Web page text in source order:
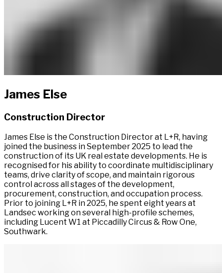
James Else​​​​‌ ‍ ​‍​‍‌‍ ‌ ​‍‌‍‍‌‌‍‌ ‌‍‍‌‌‍ ‍​‍​‍​ ‍‍​‍​‍‌ ​ ‌‍​‌‌‍ ‍‌‍‍‌‌ ‌​‌ ‍‌​‍ ‍‌‍‍‌‌‍ ​‍​‍​‍ ​​‍​‍‌‍‍​‌ ​‍‌‍‌‌‌‍‌‍​‍​‍​ ‍‍​‍​‍‌‍‍​‌ ‌​‌ ‌​‌ ​​‌ ​ ​ ‍‍​‍ ​‍ ‌‍ ​​‍ ‌‌‍​‌‌‍ ‍‌‍‌​​‍ ‌‌ ​‍​‍ ‌‌‍‍​‌‍ ‌ ‌​‌‍‌‌‌‍ ​‌ ​ ​‍ ‌‌ ​ ‌ ‌​‌ ‌‌‌‍‌​‌‍‍‌‌‍ ​‍ ‍‌ ‌‍‌‍‌‌‌ ​‍‌‍​ ‌‍‌‌‌‍ ​​‍ ‍‌‍​‌‌ ​​‌ ​​​‍ ‌‍‍‌‌‍ ‍‌ ‌​‌‍‌‌‌‍ ‍‌ ‌​​‍ ‌‍‌‌‌‍‌​‌‍‍‌‌ ‌​​‍ ‌‍ ‌‌‍ ‌‍‌​‌‍‌‌​ ‌‌ ​​‌ ​‍‌‍‌‌‌ ​ ‌‍‌‌‌‍ ‍‌ ‌​‌‍​‌‌ ‌​‌‍‍‌‌‍ ‌‍ ‍​ ‍ ‌‍‍‌‌‍‌​​ ‌‌‍​ ​ ‍​​ ‍​​ ​​‌‍​‍‌‍‌‍‌‍‌‍​ ​‍​‍ ‌‌‍​ ​ ​​​ ‌​​ ​​​‍ ‌​ ‌​​ ‌‌‌‍​‍​ ‌ ​‍ ‌‌‍​‌​ ‍‌‌‍‌​​ ‍​​‍ ‌‌‍​‍​ ‌ ​ ​‌​ ‍‌‌‍‌‌​ ​ ​ ​‌‌‍​ ‌‍‌‌‌‍​‌​ ​‌​ ​‍​ ‍ ‌ ‌​‌ ‍‌‌ ​​‌‍‌‌​ ‌‌‍​ ‌‍ ‌ ​‍‌ ​​‌‍ ‌ ​‍‌‍​‌‌ ‌​‌‍‌‌‌‌‌​‌‍‌‌‌‍​‌‌‍ ‌‌​ ‌‌‍‌‌‌‍ ‌‌‍​‍‌‍‌‌‌ ​‍​ ‍ ‌ ​​‌‍​‌‌ ‌​‌‍‍​​ ‌‌‍ ‍‌‍​‌‌‍ ‌‌‍‌‌​ ‌‍​‍‌‍​‌‌ ​ ‌‍‌‌‌‌‌‌‌ ​‍‌‍ ​​ ‌‌‍‍​‌ ‌​‌ ‌​‌ ​​‌ ​ ​‍‌‌​ ​ ‌​​‌​‍‌‌​ ​‍‌​‌‍​‍‌‌​ ​‍‌​‌‍‌‍ ​​‍ ‌‌‍​‌‌‍ ‍‌‍‌​​‍ ‌‌ ​‍​‍ ‌‌‍‍​‌‍ ‌ ‌​‌‍‌‌‌‍ ​‌ ​ ​‍ ‌‌ ​ ‌ ‌​‌ ‌‌‌‍‌​‌‍‍‌‌‍ ​‍ ‍‌ ‌‍‌‍‌‌‌ ​‍‌‍​ ‌‍‌‌‌‍ ​​‍ ‍‌‍​‌‌ ​​‌ ​​​‍‌‍‌‍‍‌‌‍‌​​ ‌‌‍​ ​ ‍​​ ‍​​ ​​‌‍​‍‌‍‌‍‌‍‌‍​ ​‍​‍ ‌‌‍​ ​ ​​​ ‌​​ ​​​‍ ‌​ ‌​​ ‌‌‌‍​‍​ ‌ ​‍ ‌‌‍​‌​ ‍‌‌‍‌​​ ‍​​‍ ‌‌‍​‍​ ‌ ​ ​‌​ ‍‌‌‍‌‌​ ​ ​ ​‌‌‍​ ‌‍‌‌‌‍​‌​ ​‌​ ​‍​‍‌‍‌ ‌​‌ ‍‌‌ ​​‌‍‌‌​ ‌‌‍​ ‌‍ ‌ ​‍‌ ​​‌‍ ‌ ​‍‌‍​‌‌ ‌​‌‍‌‌‌‌‌​‌‍‌‌‌‍​‌‌‍ ‌‌​ ‌‌‍‌‌‌‍ ‌‌‍​‍‌‍‌‌‌ ​‍​‍‌‍‌ ​​‌‍​‌‌ ‌​‌‍‍​​ ‌‌‍ ‍‌‍​‌‌‍ ‌‌‍‌‌​‍‌‍‌ ​​‌‍‌‌‌ ​‍‌ ​ ‌ ​​‌‍‌‌‌‍​ ‌ ‌​‌‍‍‌‌ ‌‍‌‍‌‌​ ‌‌ ​​‌ ‌‌‌‍​‍‌‍ ​‌‍‍‌‌ ​ ‌‍‍​‌‍‌‌‌‍‌​​‍​‍‌ ‌
Construction Director​​​​‌ ‍ ​‍​‍‌‍ ‌ ​‍‌‍‍‌‌‍‌ ‌‍‍‌‌‍ ‍​‍​‍​ ‍‍​‍​‍‌ ​ ‌‍​‌‌‍ ‍‌‍‍‌‌ ‌​‌ ‍‌​‍ ‍‌‍‍‌‌‍ ​‍​‍​‍ ​​‍​‍‌‍‍​‌ ​‍‌‍‌‌‌‍‌‍​‍​‍​ ‍‍​‍​‍‌‍‍​‌ ‌​‌ ‌​‌ ​​‌ ​ ​ ‍‍​‍ ​‍ ‌‍ ​​‍ ‌‌‍​‌‌‍ ‍‌‍‌​​‍ ‌‌ ​‍​‍ ‌‌‍‍​‌‍ ‌ ‌​‌‍‌‌‌‍ ​‌ ​ ​‍ ‌‌ ​ ‌ ‌​‌ ‌‌‌‍‌​‌‍‍‌‌‍ ​‍ ‍‌ ‌‍‌‍‌‌‌ ​‍‌‍​ ‌‍‌‌‌‍ ​​‍ ‍‌‍​‌‌ ​​‌ ​​​‍ ‌‍‍‌‌‍ ‍‌ ‌​‌‍‌‌‌‍ ‍‌ ‌​​‍ ‌‍‌‌‌‍‌​‌‍‍‌‌ ‌​​‍ ‌‍ ‌‌‍ ‌‍‌​‌‍‌‌​ ‌‌ ​​‌ ​‍‌‍‌‌‌ ​ ‌‍‌‌‌‍ ‍‌ ‌​‌‍​‌‌ ‌​‌‍‍‌‌‍ ‌‍ ‍​ ‍ ‌‍‍‌‌‍‌​​ ‌‌‍​ ​ ‍​​ ‍​​ ​​‌‍​‍‌‍‌‍‌‍‌‍​ ​‍​‍ ‌‌‍​ ​ ​​​ ‌​​ ​​​‍ ‌​ ‌​​ ‌‌‌‍​‍​ ‌ ​‍ ‌‌‍​‌​ ‍‌‌‍‌​​ ‍​​‍ ‌‌‍​‍​ ‌ ​ ​‌​ ‍‌‌‍‌‌​ ​ ​ ​‌‌‍​ ‌‍‌‌‌‍​‌​ ​‌​ ​‍​ ‍ ‌ ‌​‌ ‍‌‌ ​​‌‍‌‌​ ‌‌‍​ ‌‍ ‌ ​‍‌ ​​‌‍ ‌ ​‍‌‍​‌‌ ‌​‌‍‌‌‌‌‌​‌‍‌‌‌‍​‌‌‍ ‌‌​ ‌‌‍‌‌‌‍ ‌‌‍​‍‌‍‌‌‌ ​‍​ ‍ ‌ ​​‌‍​‌‌ ‌​‌‍‍​​ ‌‌ ​‍‌‍ ‌‍ ​‌‍‌‌​ ‌‍​‍‌‍​‌‌ ​ ‌‍‌‌‌‌‌‌‌ ​‍‌‍ ​​ ‌‌‍‍​‌ ‌​‌ ‌​‌ ​​‌ ​ ​‍‌‌​ ​ ‌​​‌​‍‌‌​ ​‍‌​‌‍​‍‌‌​ ​‍‌​‌‍‌‍ ​​‍ ‌‌‍​‌‌‍ ‍‌‍‌​​‍ ‌‌ ​‍​‍ ‌‌‍‍​‌‍ ‌ ‌​‌‍‌‌‌‍ ​‌ ​ ​‍ ‌‌ ​ ‌ ‌​‌ ‌‌‌‍‌​‌‍‍‌‌‍ ​‍ ‍‌ ‌‍‌‍‌‌‌ ​‍‌‍​ ‌‍‌‌‌‍ ​​‍ ‍‌‍​‌‌ ​​‌ ​​​‍‌‍‌‍‍‌‌‍‌​​ ‌‌‍​ ​ ‍​​ ‍​​ ​​‌‍​‍‌‍‌‍‌‍‌‍​ ​‍​‍ ‌‌‍​ ​ ​​​ ‌​​ ​​​‍ ‌​ ‌​​ ‌‌‌‍​‍​ ‌ ​‍ ‌‌‍​‌​ ‍‌‌‍‌​​ ‍​​‍ ‌‌‍​‍​ ‌ ​ ​‌​ ‍‌‌‍‌‌​ ​ ​ ​‌‌‍​ ‌‍‌‌‌‍​‌​ ​‌​ ​‍​‍‌‍‌ ‌​‌ ‍‌‌ ​​‌‍‌‌​ ‌‌‍​ ‌‍ ‌ ​‍‌ ​​‌‍ ‌ ​‍‌‍​‌‌ ‌​‌‍‌‌‌‌‌​‌‍‌‌‌‍​‌‌‍ ‌‌​ ‌‌‍‌‌‌‍ ‌‌‍​‍‌‍‌‌‌ ​‍​‍‌‍‌ ​​‌‍​‌‌ ‌​‌‍‍​​ ‌‌ ​‍‌‍ ‌‍ ​‌‍‌‌​‍‌‍‌ ​​‌‍‌‌‌ ​‍‌ ​ ‌ ​​‌‍‌‌‌‍​ ‌ ‌​‌‍‍‌‌ ‌‍‌‍‌‌​ ‌‌ ​​‌ ‌‌‌‍​‍‌‍ ​‌‍‍‌‌ ​ ‌‍‍​‌‍‌‌‌‍‌​​‍​‍‌ ‌
James Else is the Construction Director at L+R, having
joined the business in September 2025 to lead the
construction of its UK real estate developments. He is
recognised for his ability to coordinate multidisciplinary
teams, drive clarity of scope, and maintain rigorous
control across all stages of the development,
procurement, construction, and occupation process.
Prior to joining L+R in 2025, he spent eight years at
Landsec working on several high-profile schemes,
including Lucent W1 at Piccadilly Circus & Row One,
Southwark.​​​​‌ ‍ ​‍​‍‌‍ ‌ ​‍‌‍‍‌‌‍‌ ‌‍‍‌‌‍ ‍​‍​‍​ ‍‍​‍​‍‌ ​ ‌‍​‌‌‍ ‍‌‍‍‌‌ ‌​‌ ‍‌​‍ ‍‌‍‍‌‌‍ ​‍​‍​‍ ​​‍​‍‌‍‍​‌ ​‍‌‍‌‌‌‍‌‍​‍​‍​ ‍‍​‍​‍‌‍‍​‌ ‌​‌ ‌​‌ ​​‌ ​ ​ ‍‍​‍ ​‍ ‌‍ ​​‍ ‌‌‍​‌‌‍ ‍‌‍‌​​‍ ‌‌ ​‍​‍ ‌‌‍‍​‌‍ ‌ ‌​‌‍‌‌‌‍ ​‌ ​ ​‍ ‌‌ ​ ‌ ‌​‌ ‌‌‌‍‌​‌‍‍‌‌‍ ​‍ ‍‌ ‌‍‌‍‌‌‌ ​‍‌‍​ ‌‍‌‌‌‍ ​​‍ ‍‌‍​‌‌ ​​‌ ​​​‍ ‌‍‍‌‌‍ ‍‌ ‌​‌‍‌‌‌‍ ‍‌ ‌​​‍ ‌‍‌‌‌‍‌​‌‍‍‌‌ ‌​​‍ ‌‍ ‌‌‍ ‌‍‌​‌‍‌‌​ ‌‌ ​​‌ ​‍‌‍‌‌‌ ​ ‌‍‌‌‌‍ ‍‌ ‌​‌‍​‌‌ ‌​‌‍‍‌‌‍ ‌‍ ‍​ ‍ ‌‍‍‌‌‍‌​​ ‌‌‍​ ​ ‍​​ ‍​​ ​​‌‍​‍‌‍‌‍‌‍‌‍​ ​‍​‍ ‌‌‍​ ​ ​​​ ‌​​ ​​​‍ ‌​ ‌​​ ‌‌‌‍​‍​ ‌ ​‍ ‌‌‍​‌​ ‍‌‌‍‌​​ ‍​​‍ ‌‌‍​‍​ ‌ ​ ​‌​ ‍‌‌‍‌‌​ ​ ​ ​‌‌‍​ ‌‍‌‌‌‍​‌​ ​‌​ ​‍​ ‍ ‌ ‌​‌ ‍‌‌ ​​‌‍‌‌​ ‌‌‍​ ‌‍ ‌ ​‍‌ ​​‌‍ ‌ ​‍‌‍​‌‌ ‌​‌‍‌‌‌‌‌​‌‍‌‌‌‍​‌‌‍ ‌‌​ ‌‌‍‌‌‌‍ ‌‌‍​‍‌‍‌‌‌ ​‍​ ‍ ‌ ​​‌‍​‌‌ ‌​‌‍‍​​ ‌‌‍​‍‌‍‍‌‌‍ ​ ‌‍​‍‌‍​‌‌ ​ ‌‍‌‌‌‌‌‌‌ ​‍‌‍ ​​ ‌‌‍‍​‌ ‌​‌ ‌​‌ ​​‌ ​ ​‍‌‌​ ​ ‌​​‌​‍‌‌​ ​‍‌​‌‍​‍‌‌​ ​‍‌​‌‍‌‍ ​​‍ ‌‌‍​‌‌‍ ‍‌‍‌​​‍ ‌‌ ​‍​‍ ‌‌‍‍​‌‍ ‌ ‌​‌‍‌‌‌‍ ​‌ ​ ​‍ ‌‌ ​ ‌ ‌​‌ ‌‌‌‍‌​‌‍‍‌‌‍ ​‍ ‍‌ ‌‍‌‍‌‌‌ ​‍‌‍​ ‌‍‌‌‌‍ ​​‍ ‍‌‍​‌‌ ​​‌ ​​​‍‌‍‌‍‍‌‌‍‌​​ ‌‌‍​ ​ ‍​​ ‍​​ ​​‌‍​‍‌‍‌‍‌‍‌‍​ ​‍​‍ ‌‌‍​ ​ ​​​ ‌​​ ​​​‍ ‌​ ‌​​ ‌‌‌‍​‍​ ‌ ​‍ ‌‌‍​‌​ ‍‌‌‍‌​​ ‍​​‍ ‌‌‍​‍​ ‌ ​ ​‌​ ‍‌‌‍‌‌​ ​ ​ ​‌‌‍​ ‌‍‌‌‌‍​‌​ ​‌​ ​‍​‍‌‍‌ ‌​‌ ‍‌‌ ​​‌‍‌‌​ ‌‌‍​ ‌‍ ‌ ​‍‌ ​​‌‍ ‌ ​‍‌‍​‌‌ ‌​‌‍‌‌‌‌‌​‌‍‌‌‌‍​‌‌‍ ‌‌​ ‌‌‍‌‌‌‍ ‌‌‍​‍‌‍‌‌‌ ​‍​‍‌‍‌ ​​‌‍​‌‌ ‌​‌‍‍​​ ‌‌‍​‍‌‍‍‌‌‍ ​‍‌‍‌ ​​‌‍‌‌‌ ​‍‌ ​ ‌ ​​‌‍‌‌‌‍​ ‌ ‌​‌‍‍‌‌ ‌‍‌‍‌‌​ ‌‌ ​​‌ ‌‌‌‍​‍‌‍ ​‌‍‍‌‌ ​ ‌‍‍​‌‍‌‌‌‍‌​​‍​‍‌ ‌